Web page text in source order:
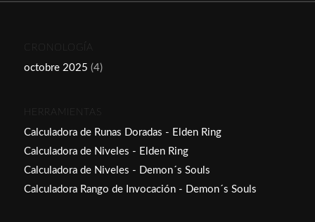
CRONOLOGÍA
octobre 2025 (4)
HERRAMIENTAS
Calculadora de Runas Doradas - Elden Ring
Calculadora de Niveles - Elden Ring
Calculadora de Niveles - Demon´s Souls
Calculadora Rango de Invocación - Demon´s Souls